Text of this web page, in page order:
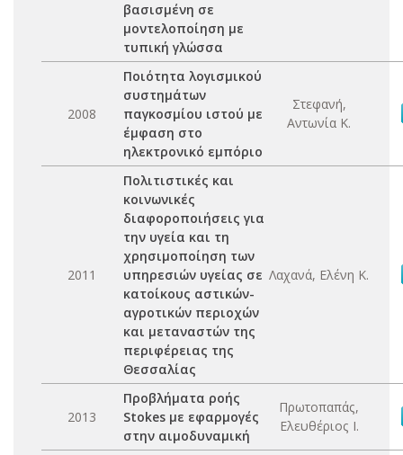
βασισμένη σε
μοντελοποίηση με
τυπική γλώσσα
2008
Ποιότητα λογισμικού
συστημάτων
παγκοσμίου ιστού με
έμφαση στο
ηλεκτρονικό εμπόριο
Στεφανή,
Αντωνία Κ.
2011
Πολιτιστικές και
κοινωνικές
διαφοροποιήσεις για
την υγεία και τη
χρησιμοποίηση των
υπηρεσιών υγείας σε
κατοίκους αστικών-
αγροτικών περιοχών
και μεταναστών της
περιφέρειας της
Θεσσαλίας
Λαχανά, Ελένη Κ.
2013
Προβλήματα ροής
Stokes με εφαρμογές
στην αιμοδυναμική
Πρωτοπαπάς,
Ελευθέριος Ι.